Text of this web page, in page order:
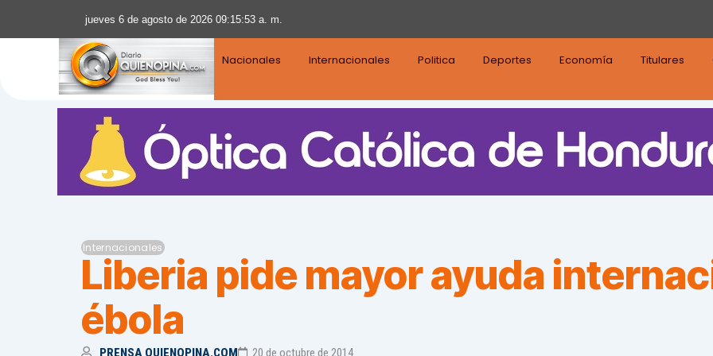
jueves 6 de agosto de 2026 09:15:54 a. m.
Nacionales Internacionales Politica Deportes Economía Titulares
Internacionales
Liberia pide mayor ayuda
ébola
PRENSA QUIENOPINA.COM 20 de octubre de 2014